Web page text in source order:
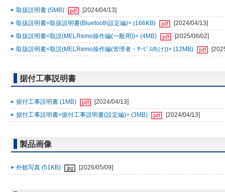
取扱説明書 (5MB)
[2024/04/13]
取扱説明書<取扱説明書(Bluetooth設定編)> (166KB)
[2024/04/13]
取扱説明書<取説(MELRemo操作編(一般用))> (4MB)
[2025/08/02]
取扱説明書<取説(MELRemo操作編(管理者・ｻｰﾋﾞｽ向け))> (12MB)
据付工事説明書
据付工事説明書 (1MB)
[2024/04/13]
据付工事説明書<据付工事説明書(設定編)> (3MB)
[2024/04/13]
製品画像
外観写真 (51KB) [2026/05/09]